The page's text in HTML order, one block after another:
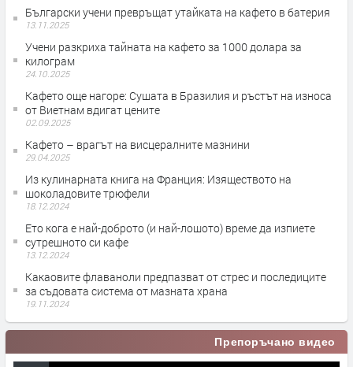
Български учени превръщат утайката на кафето в батерия
13.11.2025
Учени разкриха тайната на кафето за 1000 долара за
килограм
24.10.2025
Кафето още нагоре: Сушата в Бразилия и ръстът на износа
от Виетнам вдигат цените
02.09.2025
Кафето – врагът на висцералните мазнини
29.04.2025
Из кулинарната книга на Франция: Изяществото на
шоколадовите трюфели
18.12.2024
Ето кога е най-доброто (и най-лошото) време да изпиете
сутрешното си кафе
13.12.2024
Какаовите флаваноли предпазват от стрес и последиците
за съдовата система от мазната храна
19.11.2024
Препоръчано видео